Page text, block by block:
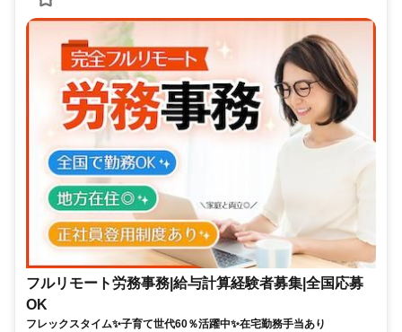
フルリモート労務事務|給与計算経験者募集|全国応募
OK
フレックスタイム✨子育て世代60％活躍中✨在宅勤務手当あり